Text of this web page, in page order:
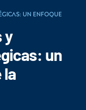
un enfoque
y
un
la